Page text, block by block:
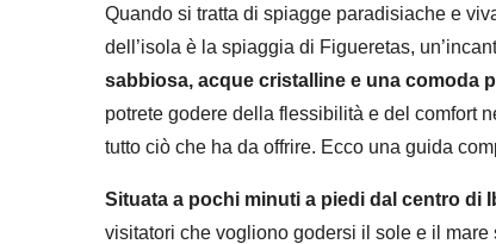
Quando si tratta di spiagge paradisiache e
dell’isola è la spiaggia di Figueretas,
sabbiosa, acque cristalline e una comoda
potrete godere della flessibilità e del comfort
tutto ciò che ha da offrire. Ecco una guida
Situata a pochi minuti a piedi dal centro di
visitatori che vogliono godersi il sole e il